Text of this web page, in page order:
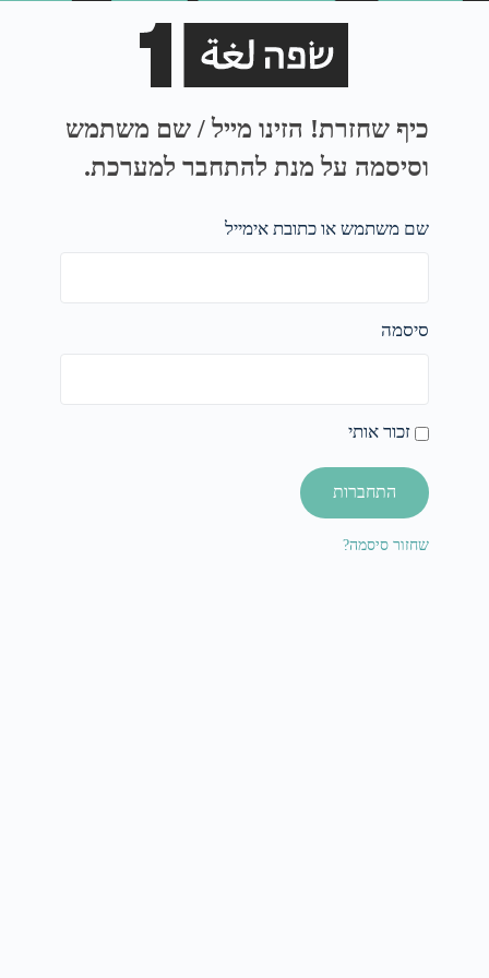
כיף שחזרת! הזינו מייל / שם משתמש
וסיסמה על מנת להתחבר למערכת.
שם משתמש או כתובת אימייל
סיסמה
זכור אותי
התחברות
שחזור סיסמה?